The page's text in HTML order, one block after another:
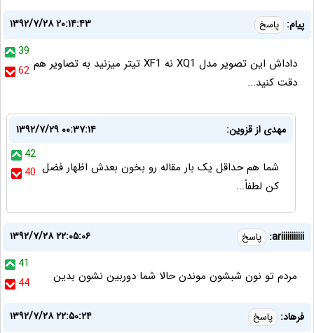
پيام: پاسخ
۱۳۹۲/۷/۲۸ ۲۰:۱۴:۴۳
39
62 داداش اين تصوير مدل XQ1 نه XF1 تيتر ميزنيد به تصاوير هم
دقت كنيد...
مهدی از قزوین:
۱۳۹۲/۷/۲۹ ۰۰:۳۷:۱۴
42
40 شما هم حداقل یک بار مقاله رو بخون بعدش اظهار فضل
کن لطفاً...
ariiiiiiiiiii: پاسخ
۱۳۹۲/۷/۲۸ ۲۲:۰۵:۰۶
41
44
مردم تو نون شبشون موندن حالا شما دوربین نشون بدین
فرهاد: پاسخ ۱۳۹۲/۷/۲۸ ۲۲:۵۰:۲۴